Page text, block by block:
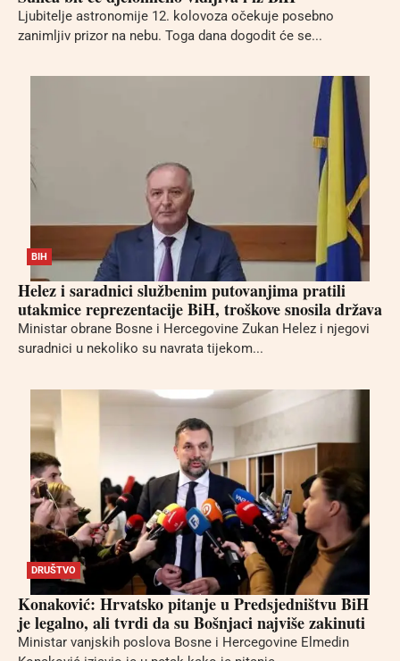
Ljubitelje astronomije 12. kolovoza očekuje posebno
zanimljiv prizor na nebu. Toga dana dogodit će se...
BIH
Helez i saradnici službenim putovanjima pratili
utakmice reprezentacije BiH, troškove snosila država
Ministar obrane Bosne i Hercegovine Zukan Helez i njegovi
suradnici u nekoliko su navrata tijekom...
DRUŠTVO
Konaković: Hrvatsko pitanje u Predsjedništvu BiH
je legalno, ali tvrdi da su Bošnjaci najviše zakinuti
Ministar vanjskih poslova Bosne i Hercegovine Elmedin